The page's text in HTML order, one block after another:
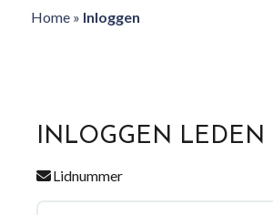
Home» Inloggen
INLOGGEN LEDEN
Lidnummer